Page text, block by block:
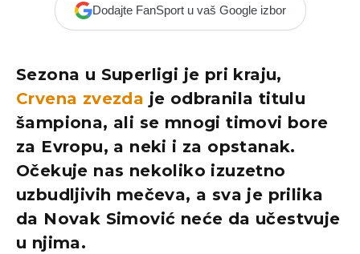
Dodajte FanSport u vaš Google izbor
Sezona u Superligi je pri kraju,
Crvena zvezda je odbranila titulu
šampiona, ali se mnogi timovi bore
za Evropu, a neki i za opstanak.
Očekuje nas nekoliko izuzetno
uzbudljivih mečeva, a sva je prilika
da Novak Simović neće da učestvuje
u njima.